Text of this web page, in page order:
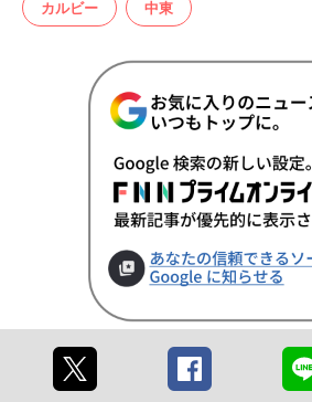
カルビー 中東